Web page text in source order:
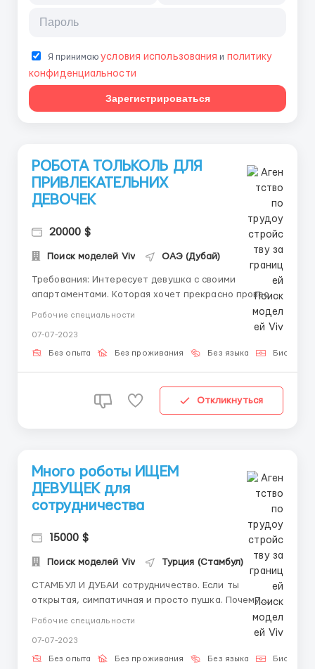
Я принимаюусловия использования и политику
конфиденциальности
Зарегистрироваться
РОБОТА ТОЛЬКОЛЬ ДЛЯ
ПРИВЛЕКАТЕЛЬНИХ
ДЕВОЧЕК
20000 $
Поиск моделей Viv ОАЭ (Дубай)
Требования: Интересует девушка с своими
апартаментами. Которая хочет прекрасно провести
вечер с обаятельным мужчиной. Быть сексуальной
работать? Дубае Условия работы: Встречи Ужины
Завтраки Почему стоит сотрудничать имен...
Рабочие специальности
07-07-2023
Без опыта Без проживания Без языка
Откликнуться
Много роботы ИЩЕМ
ДЕВУЩЕК для
сотрудничества
15000 $
Поиск моделей Viv Турция (Стамбул)
СТАМБУЛ И ДУБАИ сотрудничество. Если ты
открытая, симпатичная и просто пушка. Почему
именно тебе не прийти к нам на роботу, которая
тебя видеть. Пиши мне обсудим условия.
ОБЕЗАТЕЛЬНОЕ УСЛОВИЕ с 18 лет ...
Рабочие специальности
07-07-2023
Без опыта Без проживания Без языка